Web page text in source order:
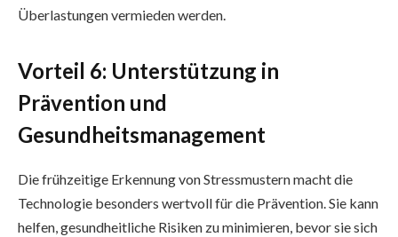
Überlastungen vermieden werden.
Vorteil 6: Unterstützung in
Prävention und
Gesundheitsmanagement
Die frühzeitige Erkennung von Stressmustern macht die
Technologie besonders wertvoll für die Prävention. Sie kann
helfen, gesundheitliche Risiken zu minimieren, bevor sie sich